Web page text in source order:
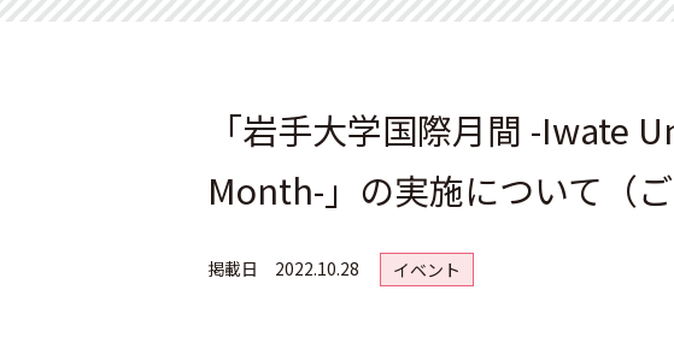
「岩手大学国際月間 -Iwate
Month-」の実施について（ご
掲載日 2022.10.28 イベント